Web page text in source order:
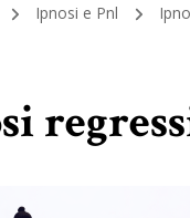
Ipnosi e Pnl